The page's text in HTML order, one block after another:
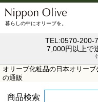
暮らしの中にオリーブを。
TEL:0570-200-
7,000円以上で
オリーブ化粧品の日本オリーブ
の通販
商品検索